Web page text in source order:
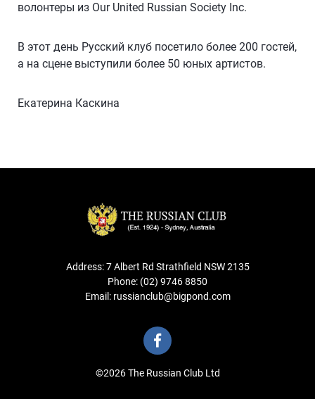
волонтеры из Our United Russian Society Inc.
В этот день Русский клуб посетило более 200 гостей,
а на сцене выступили более 50 юных артистов.
Екатерина Каскина
Address: 7 Albert Rd Strathfield NSW 2135
Phone: (02) 9746 8850
Email: russianclub@bigpond.com
©2026 The Russian Club Ltd